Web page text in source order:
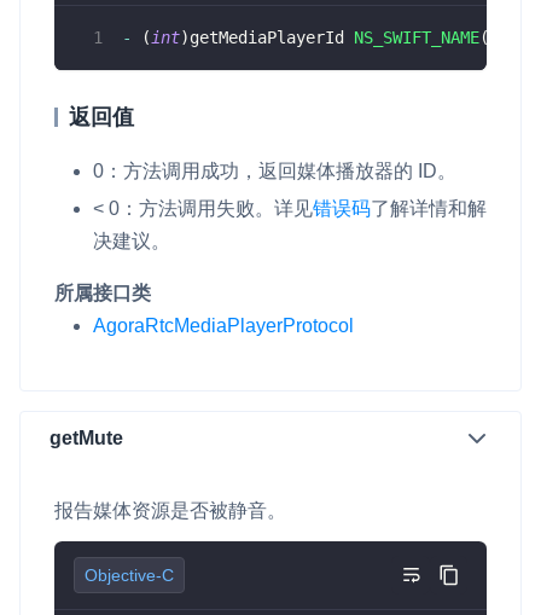
全周期通话质量检测、回溯和分析方案
开通和管理声网各项产品服务的统一入口
低代码应用平台
灵动会议
- ( int)getMediaPlayerId NS_SWIFT_NAME(
返回值
0：方法调用成功，返回媒体播放器的 ID。
< 0：方法调用失败。详见错误码了解详情和解
决建议。
所属接口类
AgoraRtcMediaPlayerProtocol
getMute
报告媒体资源是否被静音。
Objective-C